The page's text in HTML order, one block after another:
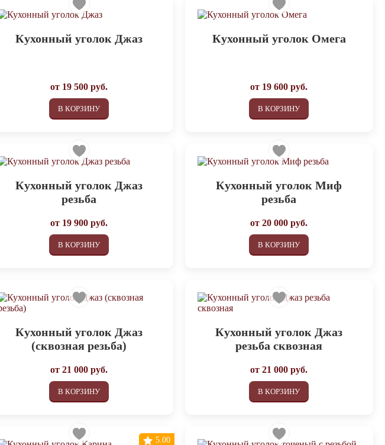
Кухонный уголок Джаз
от 19 500 руб.
В КОРЗИНУ
Кухонный уголок Омега
от 19 600 руб.
В КОРЗИНУ
Кухонный уголок Джаз
резьба
от 19 900 руб.
В КОРЗИНУ
Кухонный уголок Миф
резьба
от20 000 руб.
В КОРЗИНУ
Кухонный уголок Джаз
(сквозная резьба)
от21 000 руб.
В КОРЗИНУ
Кухонный уголок Джаз
резьба сквозная
от21 000 руб.
В КОРЗИНУ
5.00